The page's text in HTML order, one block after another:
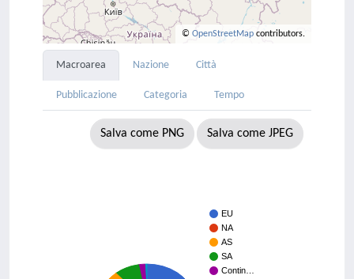
© OpenStreetMap contributors.
Macroarea Nazione Città
Pubblicazione Categoria Tempo
Salva come PNG Salva come JPEG
EU
NA
AS
SA
Contin…